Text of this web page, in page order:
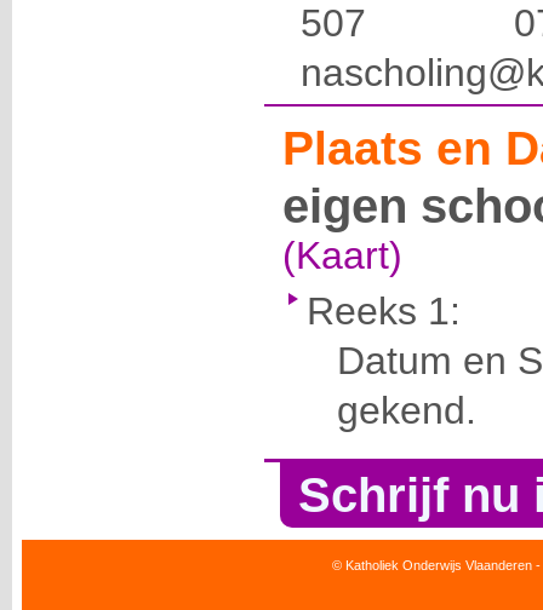
507
Plaats en
eigen
(Kaart)
Reeks 1:
Datum en
gekend.
Schrijf nu
© Katholiek Onderwijs Vlaanderen